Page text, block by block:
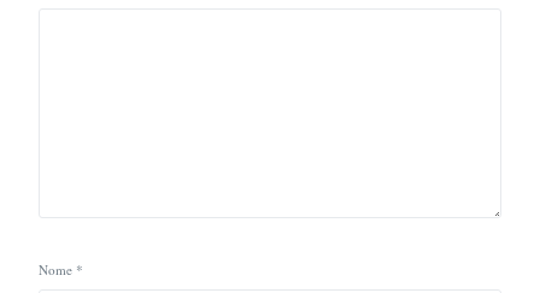
Nome *